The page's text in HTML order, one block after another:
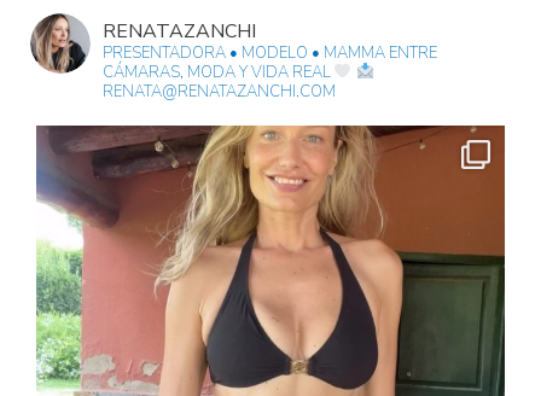
RENATAZANCHI
PRESENTADORA • MODELO • MAMMA ENTRE
CÁMARAS, MODA Y VIDA REAL
RENATA@RENATAZANCHI.COM